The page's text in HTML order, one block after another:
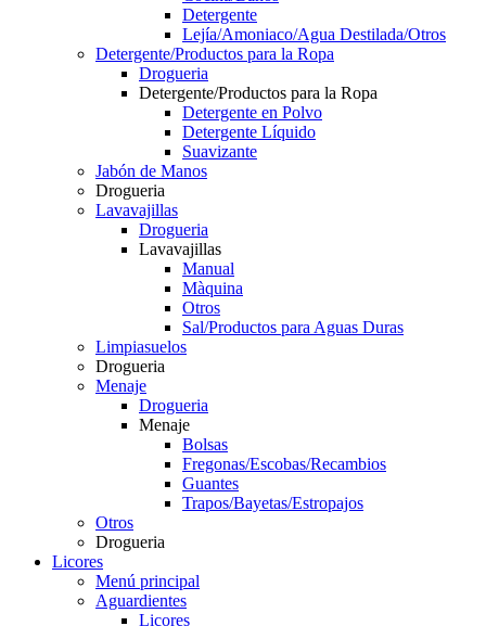
Detergente
Lejía/Amoniaco/Agua Destilada/Otros
Detergente/Productos para la Ropa
Drogueria
Detergente/Productos para la Ropa
Detergente en Polvo
Detergente Líquido
Suavizante
Jabón de Manos
Drogueria
Lavavajillas
Drogueria
Lavavajillas
Manual
Màquina
Otros
Sal/Productos para Aguas Duras
Limpiasuelos
Drogueria
Menaje
Drogueria
Menaje
Bolsas
Fregonas/Escobas/Recambios
Guantes
Trapos/Bayetas/Estropajos
Otros
Drogueria
Licores
Menú principal
Aguardientes
Licores